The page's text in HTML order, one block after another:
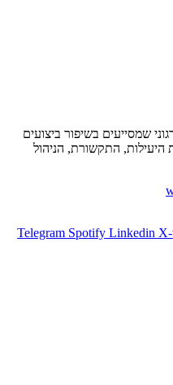
שמסייעים בשיפור ביצועים
התקשורת, הניהול
Telegram Spotify Linkedin